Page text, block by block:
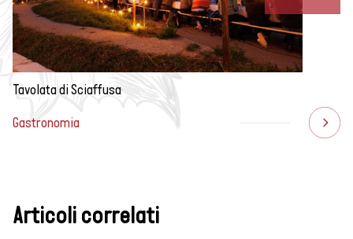
Verdi o bianchi: due
sono una sfida per il
vino
Tavolata di Sciaffusa
Gastronomia
Articoli correlati